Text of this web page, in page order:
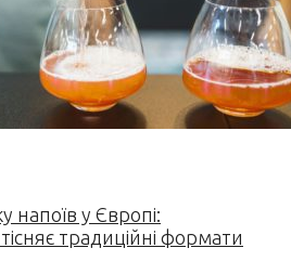
напоїв у Європі:
традиційні формати